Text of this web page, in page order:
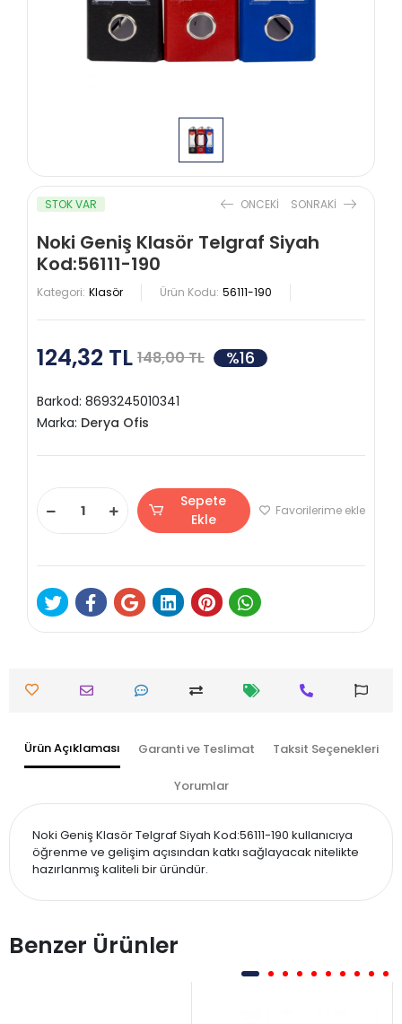
STOK VAR ONCEKI SONRAKI
Noki Geniş Klasör Telgraf Siyah
Kod:56111-190
Kategori: Klasör Ürün Kodu: 56111-190
124,32 TL 148,00 TL %16
Barkod: 8693245010341
Marka: Derya Ofis
Sepete
Ekle
Favorilerime ekle
Ürün Açıklaması Garanti ve Teslimat Taksit Seçenekleri
Yorumlar
Noki Geniş Klasör Telgraf Siyah Kod:56111-190 kullanıcıya
öğrenme ve gelişim açısından katkı sağlayacak nitelikte
hazırlanmış kaliteli bir üründür.
Benzer Ürünler